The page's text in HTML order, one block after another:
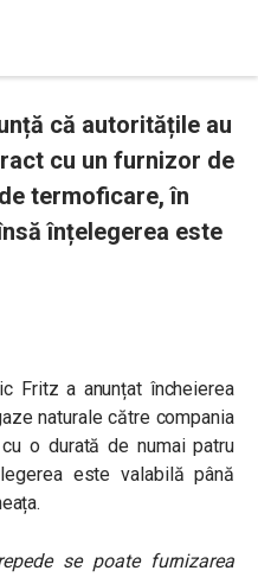
că autoritățile au
cu un furnizor de
termoficare, în
înțelegerea este
Fritz a anunțat încheierea
naturale către compania
o durată de numai patru
este valabilă până
se poate furnizarea